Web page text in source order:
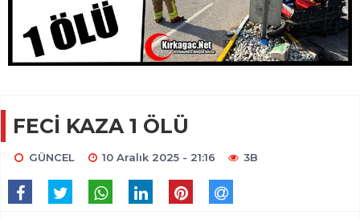
FECİ KAZA 1 ÖLÜ
GÜNCEL 10 Aralık 2025 - 21:16 3B